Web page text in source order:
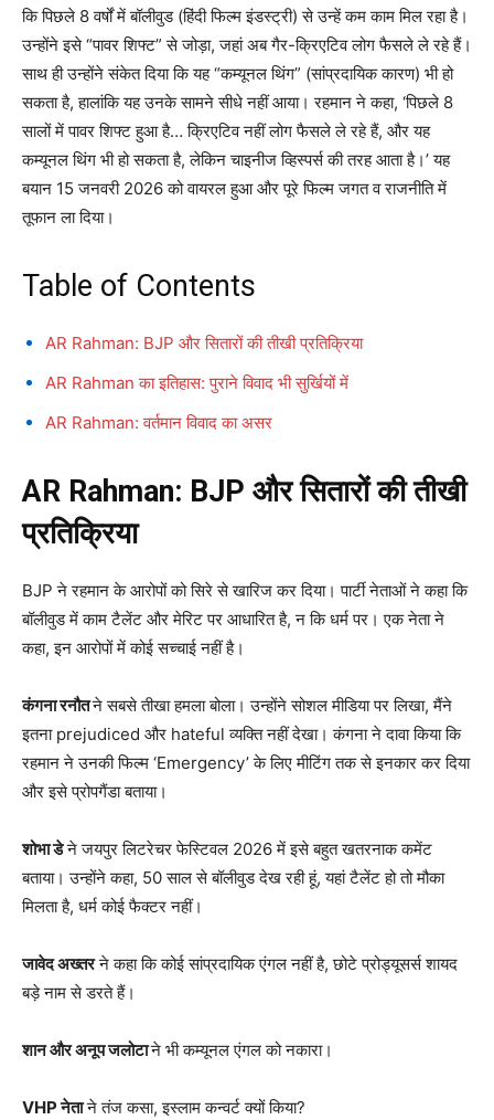
कि पिछले 8 वर्षों में बॉलीवुड (हिंदी फिल्म इंडस्ट्री) से उन्हें कम काम मिल रहा है।
उन्होंने इसे “पावर शिफ्ट” से जोड़ा, जहां अब गैर-क्रिएटिव लोग फैसले ले रहे हैं।
साथ ही उन्होंने संकेत दिया कि यह “कम्यूनल थिंग” (सांप्रदायिक कारण) भी हो
सकता है, हालांकि यह उनके सामने सीधे नहीं आया। रहमान ने कहा, ‘पिछले 8
सालों में पावर शिफ्ट हुआ है… क्रिएटिव नहीं लोग फैसले ले रहे हैं, और यह
कम्यूनल थिंग भी हो सकता है, लेकिन चाइनीज व्हिस्पर्स की तरह आता है।’ यह
बयान 15 जनवरी 2026 को वायरल हुआ और पूरे फिल्म जगत व राजनीति में
तूफान ला दिया।
Table of Contents
AR Rahman: BJP और सितारों की तीखी प्रतिक्रिया
AR Rahman का इतिहास: पुराने विवाद भी सुर्खियों में
AR Rahman: वर्तमान विवाद का असर
AR Rahman: BJP और सितारों की तीखी
प्रतिक्रिया
BJP ने रहमान के आरोपों को सिरे से खारिज कर दिया। पार्टी नेताओं ने कहा कि
बॉलीवुड में काम टैलेंट और मेरिट पर आधारित है, न कि धर्म पर। एक नेता ने
कहा, इन आरोपों में कोई सच्चाई नहीं है।
कंगना रनौतने सबसे तीखा हमला बोला। उन्होंने सोशल मीडिया पर लिखा, मैंने
इतना prejudiced और hateful व्यक्ति नहीं देखा। कंगना ने दावा किया कि
रहमान ने उनकी फिल्म ‘Emergency’ के लिए मीटिंग तक से इनकार कर दिया
और इसे प्रोपगैंडा बताया।
शोभा डेने जयपुर लिटरेचर फेस्टिवल 2026 में इसे बहुत खतरनाक कमेंट
बताया। उन्होंने कहा, 50 साल से बॉलीवुड देख रही हूं, यहां टैलेंट हो तो मौका
मिलता है, धर्म कोई फैक्टर नहीं।
जावेद अख्तरने कहा कि कोई सांप्रदायिक एंगल नहीं है, छोटे प्रोड्यूसर्स शायद
बड़े नाम से डरते हैं।
शान और अनूप जलोटाने भी कम्यूनल एंगल को नकारा।
VHP नेताने तंज कसा, इस्लाम कन्वर्ट क्यों किया?